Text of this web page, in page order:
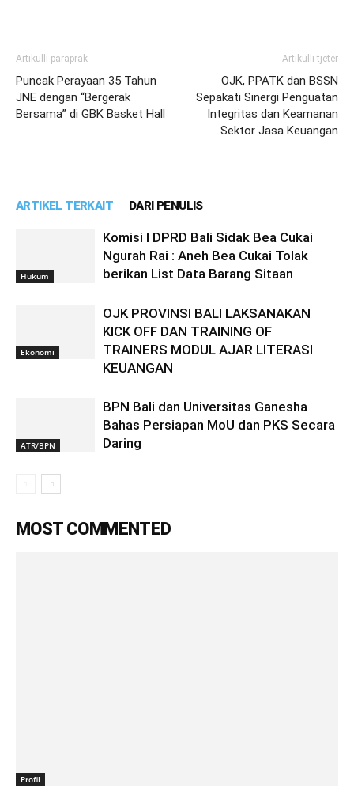
Artikulli paraprak
Puncak Perayaan 35 Tahun
JNE dengan “Bergerak
Bersama” di GBK Basket Hall
Artikulli tjetër
OJK, PPATK dan BSSN
Sepakati Sinergi Penguatan
Integritas dan Keamanan
Sektor Jasa Keuangan
ARTIKEL TERKAIT DARI PENULIS
Hukum
Komisi I DPRD Bali Sidak Bea Cukai
Ngurah Rai : Aneh Bea Cukai Tolak
berikan List Data Barang Sitaan
Ekonomi
OJK PROVINSI BALI LAKSANAKAN
KICK OFF DAN TRAINING OF
TRAINERS MODUL AJAR LITERASI
KEUANGAN
ATR/BPN
BPN Bali dan Universitas Ganesha
Bahas Persiapan MoU dan PKS Secara
Daring
MOST COMMENTED
Profil